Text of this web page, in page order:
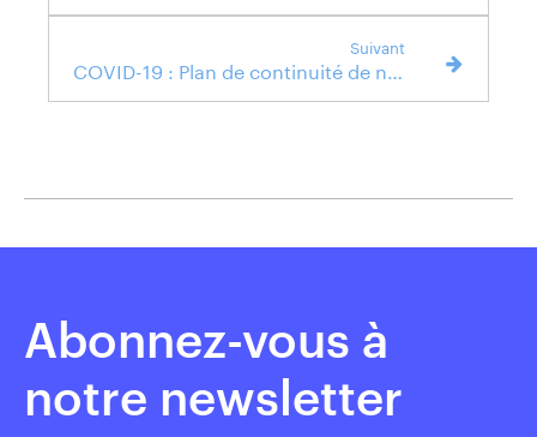
Suivant
COVID-19 : Plan de continuité de nos activités
Abonnez-vous à
notre newsletter